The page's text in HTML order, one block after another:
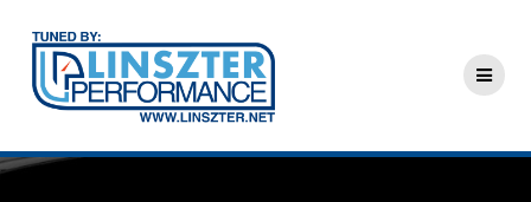
content